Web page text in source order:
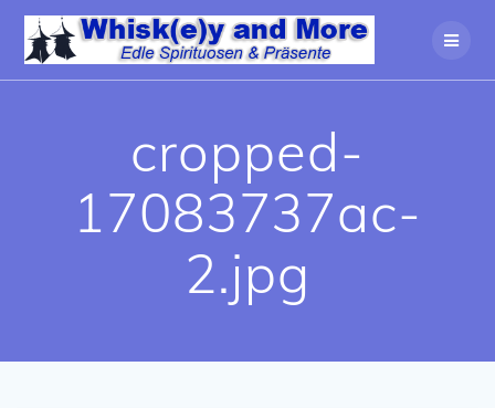
Zum
Inhalt
springen
cropped-
17083737ac-
2.jpg